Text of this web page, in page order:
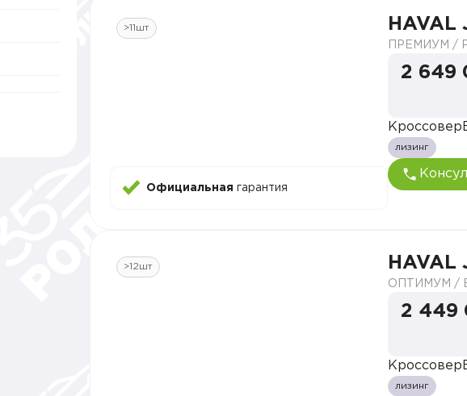
>11шт
Официальная гарантия
HAVAL
2 649
Кроссовер
лизинг
>12шт HAVAL
2 449
Кроссовер
лизинг